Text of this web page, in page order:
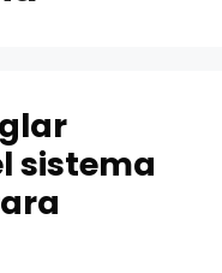
sistema